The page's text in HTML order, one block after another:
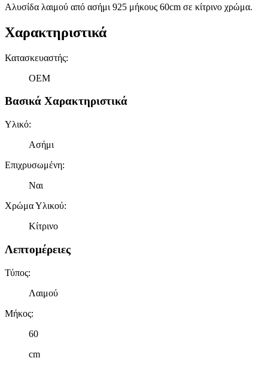
Αλυσίδα λαιμού από ασήμι 925 μήκους 60cm σε κίτρινο χρώμα.
Χαρακτηριστικά
Κατασκευαστής:
OEM
Βασικά Χαρακτηριστικά
Υλικό:
Ασήμι
Επιχρυσωμένη:
Ναι
Χρώμα Υλικού:
Κίτρινο
Λεπτομέρειες
Τύπος:
Λαιμού
Μήκος:
60
cm